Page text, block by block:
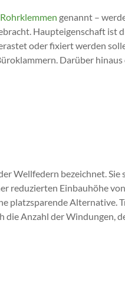
Rohrklemmen genannt –
Haupteigenschaft ist
oder fixiert werden
Darüber
Wellfedern bezeichnet.
reduzierten Einbauhöhe
platzsparende
die Anzahl der Windungen,